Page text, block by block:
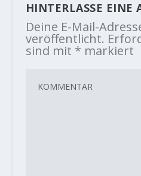
HINTERLASSE EINE
Deine E-Mail-
veröffentlicht.
sind mit * markiert